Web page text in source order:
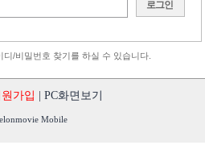
디/비밀번호 찾기를 하실 수 있습니다.
가입 PC화면보기
Mobile